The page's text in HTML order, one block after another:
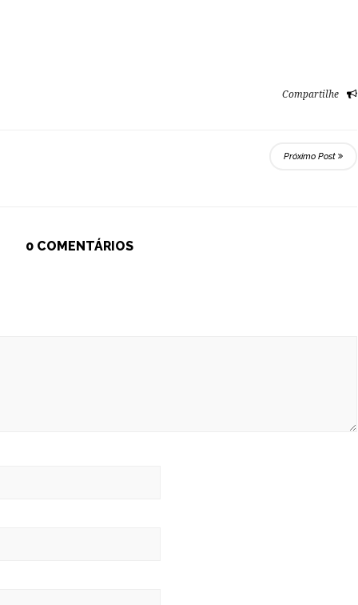
Compartilhe
Próximo Post
0 COMENTÁRIOS